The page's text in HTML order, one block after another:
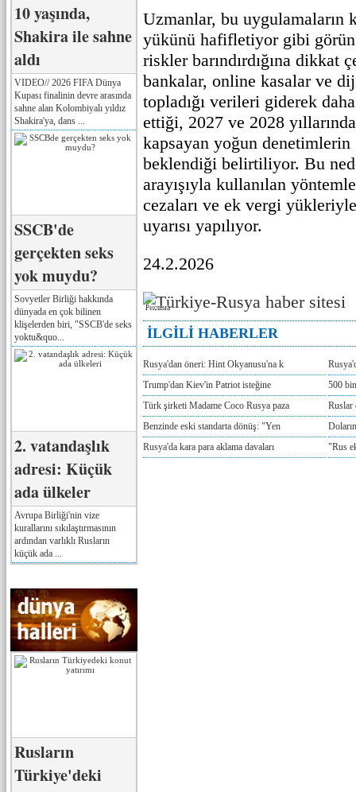
10 yaşında,
Shakira ile sahne
aldı
VIDEO// 2026 FIFA Dünya
Kupası finalinin devre arasında
sahne alan Kolombiyalı yıldız
Shakira'ya, dans ...
SSCB'de
gerçekten seks
yok muydu?
Sovyetler Birliği hakkında
dünyada en çok bilinen
klişelerden biri, "SSCB'de seks
yoktu&quo...
2. vatandaşlık
adresi: Küçük
ada ülkeler
Avrupa Birliği'nin vize
kurallarını sıkılaştırmasının
ardından varlıklı Rusların
küçük ada ...
Rusların
Türkiye'deki
Uzmanlar, bu uygulamaların
yükünü hafifletiyor gibi
riskler barındırdığına dikkat
bankalar, online kasalar ve
topladığı verileri giderek
ettiği, 2027 ve 2028
kapsayan yoğun
beklendiği belirtiliyor. Bu
arayışıyla kullanılan
cezaları ve ek vergi
uyarısı yapılıyor.
24.2.2026
Реклама
İLGİLİ HABERLER
Rusya'dan öneri: Hint Okyanusu'na k
Trump'dan Kiev'in Patriot isteğine
500
Türk şirketi Madame Coco Rusya paza
Ruslar
Benzinde eski standarta dönüş: "Yen
Rusya'da kara para aklama davaları
"Rus